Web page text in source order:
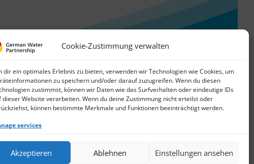
Cookie-Zustimmung verwalten
dir ein optimales Erlebnis zu bieten, verwenden wir Technologien wie Cookies, um
zu speichern und/oder darauf zuzugreifen. Wenn du diesen
zustimmst, können wir Daten wie das Surfverhalten oder eindeutige IDs
dieser Website verarbeiten. Wenn du deine Zustimmung nicht erteilst oder
können bestimmte Merkmale und Funktionen beeinträchtigt werden.
services
Akzeptieren Ablehnen Einstellungen ansehen